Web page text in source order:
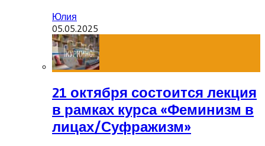
Юлия
05.05.2025
21 октября состоится лекция
в рамках курса «Феминизм в
лицах/Суфражизм»